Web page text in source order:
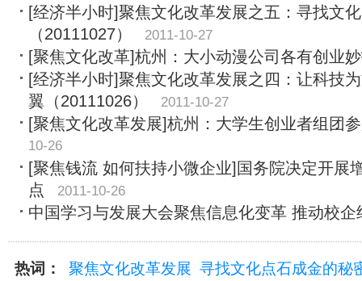
[经济半小时]聚焦文化改革发展之五：寻找文
（20111027）
2011-10-27
[聚焦文化改革]杭州：大小动漫公司各有创业
[经济半小时]聚焦文化改革发展之四：让科技
翼（20111026）
2011-10-27
[聚焦文化改革发展]杭州：大学生创业者组团
10-26
[聚焦钱流 如何扶持小微企业]国务院决定开展
点
2011-10-26
中国学习与发展大会聚焦信息化变革 推动校企
热词： 聚焦文化改革发展 寻找文化点石成金的秘